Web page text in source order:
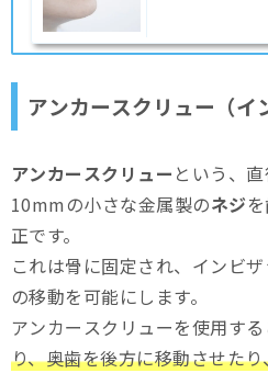
アンカースクリュー（イ
アンカースクリュー という、
10mmの小さな金属製のネジ
正です。
これは骨に固定され、インビ
の移動を可能にします。
アンカースクリューを使用する
り、奥歯を後方に移動させた